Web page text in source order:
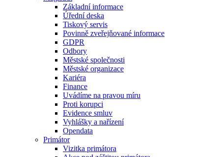
Základní informace
Úřední deska
Tiskový servis
Povinně zveřejňované informace
GDPR
Odbory
Městské společnosti
Městské organizace
Kariéra
Finance
Uvádíme na pravou míru
Proti korupci
Evidence smluv
Vyhlášky a nařízení
Opendata
Primátor
Vizitka primátora